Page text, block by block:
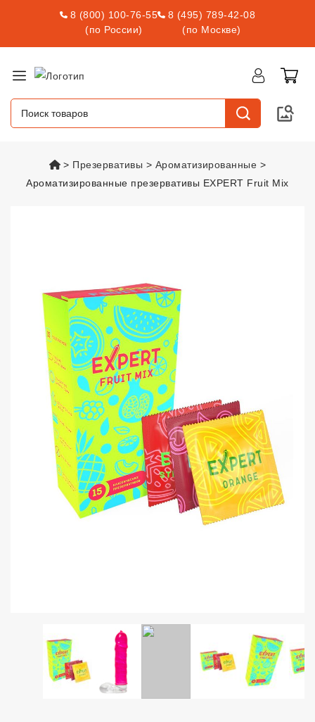
8 (800) 100-76-55
(по России)
8 (495) 789-42-08
(по Москве)
vsexshop.ru
Презервативы
Ароматизированные
Ароматизированные презервативы EXPERT Fruit Mix